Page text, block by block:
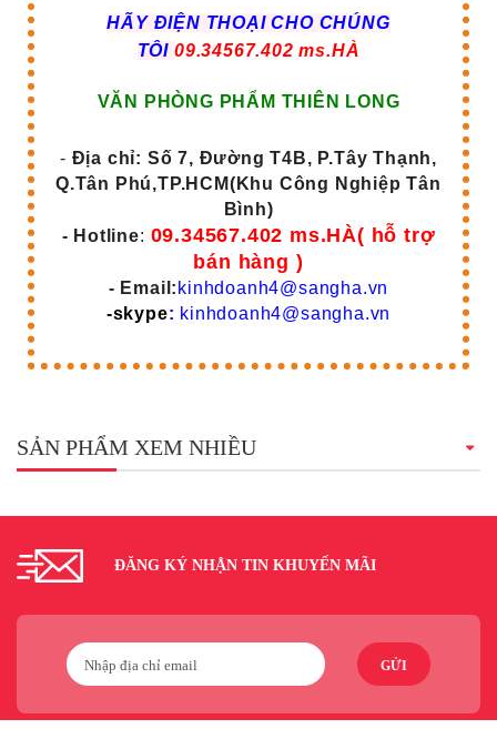
HÃY ĐIỆN THOẠI CHO CHÚNG
TÔI 09.34567.402 ms.HÀ
VĂN PHÒNG PHẨM THIÊN LONG
- Địa chỉ: Số 7, Đường T4B, P.Tây Thạnh,
Q.Tân Phú,TP.HCM(Khu Công Nghiệp Tân
Bình)
- Hotline: 09.34567.402 ms.HÀ( hỗ trợ
bán hàng )
- Email: kinhdoanh4@sangha.vn
-skype: kinhdoanh4@sangha.vn
SẢN PHẨM XEM NHIỀU
ĐĂNG KÝ NHẬN TIN KHUYẾN MÃI
GỬI